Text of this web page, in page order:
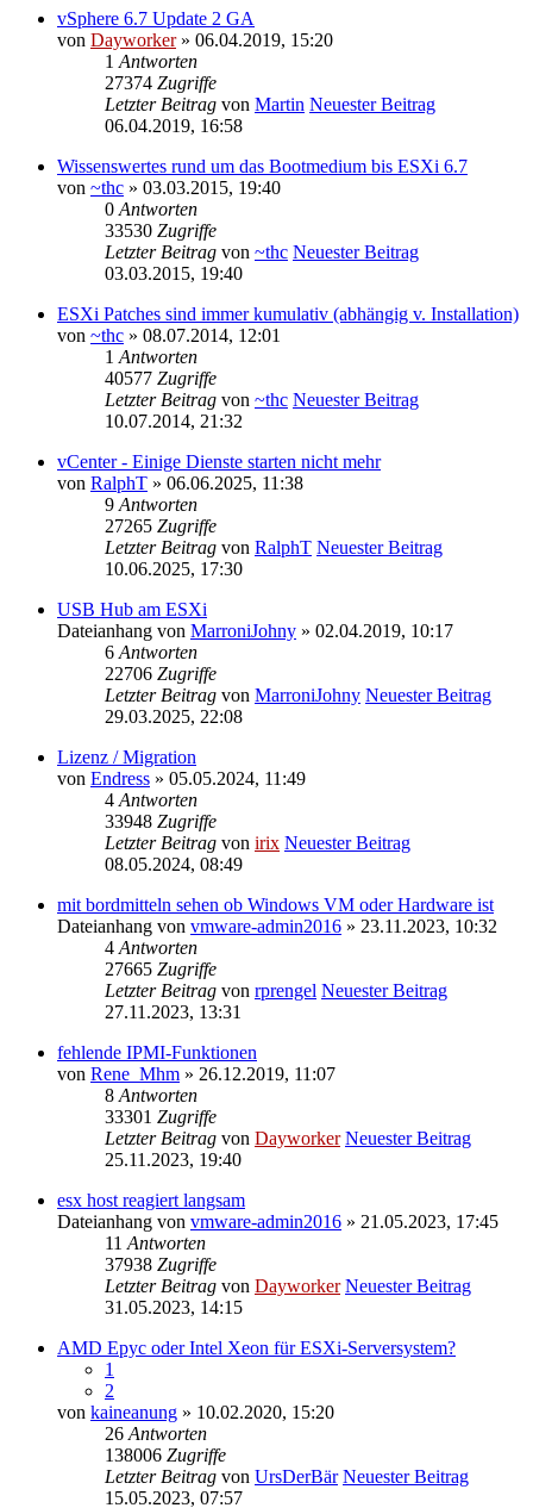
vSphere 6.7 Update 2 GA
von Dayworker» 06.04.2019, 15:20
1 Antworten
27374 Zugriffe
Letzter Beitrag von Martin Neuester Beitrag
06.04.2019, 16:58
Wissenswertes rund um das Bootmedium bis ESXi 6.7
von ~thc » 03.03.2015, 19:40
0 Antworten
33530 Zugriffe
Letzter Beitrag von ~thc Neuester Beitrag
03.03.2015, 19:40
ESXi Patches sind immer kumulativ (abhängig v. Installation)
von ~thc » 08.07.2014, 12:01
1 Antworten
40577 Zugriffe
Letzter Beitrag von ~thc Neuester Beitrag
10.07.2014, 21:32
vCenter - Einige Dienste starten nicht mehr
von RalphT » 06.06.2025, 11:38
9 Antworten
27265 Zugriffe
Letzter Beitrag von RalphT Neuester Beitrag
10.06.2025, 17:30
USB Hub am ESXi
Dateianhang von MarroniJohny » 02.04.2019, 10:17
6 Antworten
22706 Zugriffe
Letzter Beitrag von MarroniJohny Neuester Beitrag
29.03.2025, 22:08
Lizenz / Migration
von Endress » 05.05.2024, 11:49
4 Antworten
33948 Zugriffe
Letzter Beitrag von irix Neuester Beitrag
08.05.2024, 08:49
mit bordmitteln sehen ob Windows VM oder Hardware ist
Dateianhang von vmware-admin2016 » 23.11.2023, 10:32
4 Antworten
27665 Zugriffe
Letzter Beitrag von rprengel Neuester Beitrag
27.11.2023, 13:31
fehlende IPMI-Funktionen
von Rene_Mhm » 26.12.2019, 11:07
8 Antworten
33301 Zugriffe
Letzter Beitrag von Dayworker Neuester Beitrag
25.11.2023, 19:40
esx host reagiert langsam
Dateianhang von vmware-admin2016 » 21.05.2023, 17:45
11 Antworten
37938 Zugriffe
Letzter Beitrag von Dayworker Neuester Beitrag
31.05.2023, 14:15
AMD Epyc oder Intel Xeon für ESXi-Serversystem?
1
2
von kaineanung » 10.02.2020, 15:20
26 Antworten
138006 Zugriffe
Letzter Beitrag von UrsDerBär Neuester Beitrag
15.05.2023, 07:57